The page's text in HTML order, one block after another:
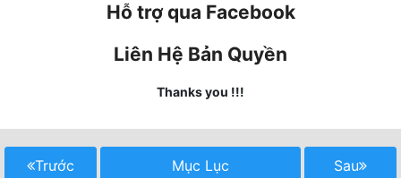
Mạt Thế
Mỹ Thực
Hỗ trợ qua Facebook
Liên Hệ Bản Quyền
Thanks you !!!
Trước Mục Lục Sau